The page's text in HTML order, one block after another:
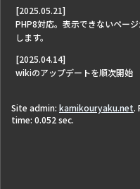
[2025.05.21]
PHP8対応。表示できないペー
します。
[2025.04.14]
wikiのアップデートを順次開始
Site admin: kamikouryaku.net.
time: 0.052 sec.